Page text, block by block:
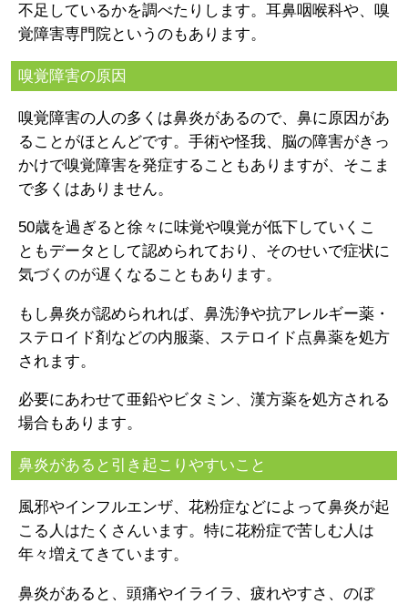
不足しているかを調べたりします。耳鼻咽喉科や、嗅
覚障害専門院というのもあります。
嗅覚障害の原因
嗅覚障害の人の多くは鼻炎があるので、鼻に原因があ
ることがほとんどです。手術や怪我、脳の障害がきっ
かけで嗅覚障害を発症することもありますが、そこま
で多くはありません。
50歳を過ぎると徐々に味覚や嗅覚が低下していくこ
ともデータとして認められており、そのせいで症状に
気づくのが遅くなることもあります。
もし鼻炎が認められれば、鼻洗浄や抗アレルギー薬・
ステロイド剤などの内服薬、ステロイド点鼻薬を処方
されます。
必要にあわせて亜鉛やビタミン、漢方薬を処方される
場合もあります。
鼻炎があると引き起こりやすいこと
風邪やインフルエンザ、花粉症などによって鼻炎が起
こる人はたくさんいます。特に花粉症で苦しむ人は
年々増えてきています。
鼻炎があると、頭痛やイライラ、疲れやすさ、のぼ